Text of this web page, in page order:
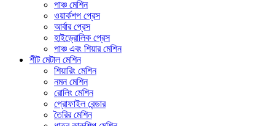
পাঞ্চ মেশিন
ওয়ার্কশপ প্রেস
আর্বার প্রেস
হাইড্রোলিক প্রেস
পাঞ্চ এবং শিয়ার মেশিন
শীট মেটাল মেশিন
শিয়ারিং মেশিন
নমন মেশিন
রোলিং মেশিন
প্রোফাইল বেন্ডার
তৈরির মেশিন